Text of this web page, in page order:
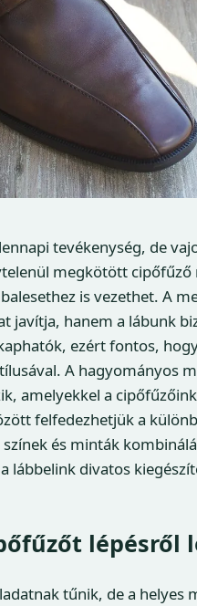
tevékenység, de
megkötött cipőfűző
is vezethet. A
javítja, hanem a lábunk
ezért fontos,
A hagyományos
amelyekkel a
felfedezhetjük a
és minták
lábbelink divatos
lépésről
tűnik, de a helyes